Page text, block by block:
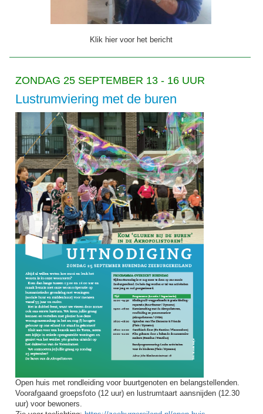
Klik hier voor het bericht
ZONDAG 25 SEPTEMBER 13 - 16 UUR
Lustrumviering met de buren
Open huis met rondleiding voor buurtgenoten en belangstellenden.
Voorafgaand groepsfoto (12 uur) en lustrumtaart aansnijden (12.30
uur) voor bewoners.